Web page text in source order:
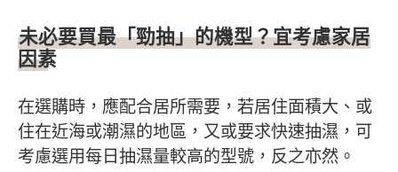
未必要買最「勁抽」的機型？宜考慮家居
因素
在選購時，應配合居所需要，若居住面積大、或
住在近海或潮濕的地區，又或要求快速抽濕，可
考慮選用每日抽濕量較高的型號，反之亦然。